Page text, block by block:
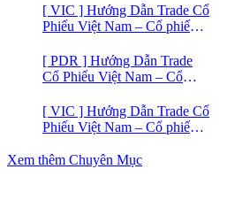
[ VIC ] Hướng Dẫn Trade Cổ
Phiếu Việt Nam – Cổ phiếu
[ PDR ] Hướng Dẫn Trade
Cổ Phiếu Việt Nam – Cổ
[ VIC ] Hướng Dẫn Trade Cổ
Phiếu Việt Nam – Cổ phiếu
Xem thêm Chuyên Mục